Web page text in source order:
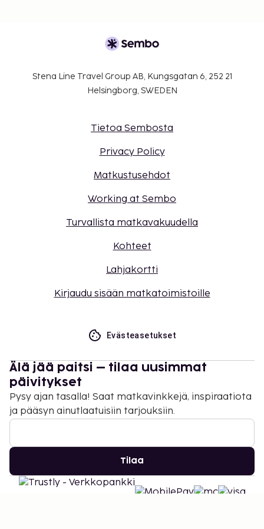
Stena Line Travel Group AB, Kungsgatan 6, 252 21
Helsingborg, SWEDEN
Tietoa Sembosta
Privacy Policy
Matkustusehdot
Working at Sembo
Turvallista matkavakuudella
Kohteet
Lahjakortti
Kirjaudu sisään matkatoimistoille
Evästeasetukset
Älä jää paitsi – tilaa uusimmat
päivitykset
Pysy ajan tasalla! Saat matkavinkkejä, inspiraatiota
ja pääsyn ainutlaatuisiin tarjouksiin.
Tilaa